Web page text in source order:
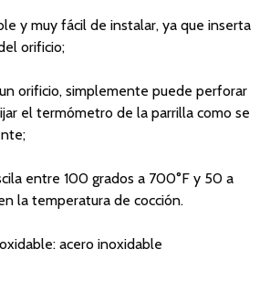
y muy fácil de instalar, ya que inserta
orificio;
orificio, simplemente puede perforar
el termómetro de la parrilla como se
entre 100 grados a 700°F y 50 a
la temperatura de cocción.
acero inoxidable